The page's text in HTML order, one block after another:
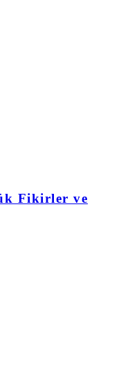
Fikirler ve